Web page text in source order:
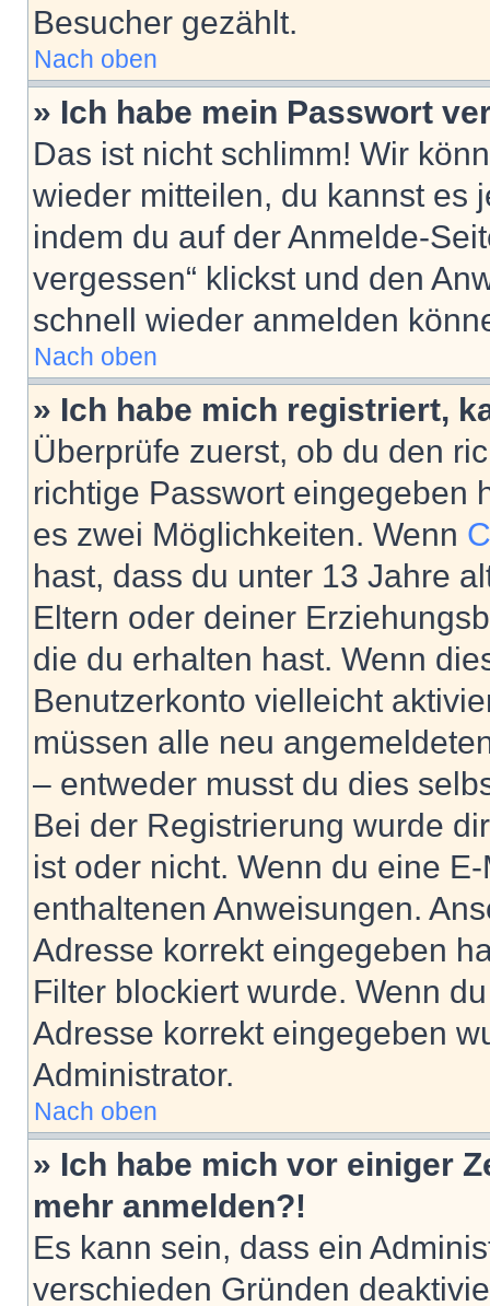
Besucher gezählt.
Nach oben
» Ich habe mein Passwort
Das ist nicht schlimm! Wir
wieder mitteilen, du kannst es
indem du auf der Anmelde-
vergessen“ klickst und den
schnell wieder anmelden
Nach oben
» Ich habe mich registriert,
Überprüfe zuerst, ob du den
richtige Passwort eingegeben
es zwei Möglichkeiten. Wenn
hast, dass du unter 13 Jahre
Eltern oder deiner
die du erhalten hast. Wenn
Benutzerkonto vielleicht
müssen alle neu
– entweder musst du dies
Bei der Registrierung wurde
ist oder nicht. Wenn du eine
enthaltenen Anweisungen.
Adresse korrekt eingegeben
Filter blockiert wurde. Wenn
Adresse korrekt eingegeben
Administrator.
Nach oben
» Ich habe mich vor einiger
mehr anmelden?!
Es kann sein, dass ein
verschieden Gründen